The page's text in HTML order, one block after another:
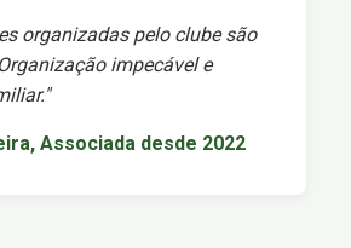
organizadas pelo clube são
impecável e
Associada desde 2022